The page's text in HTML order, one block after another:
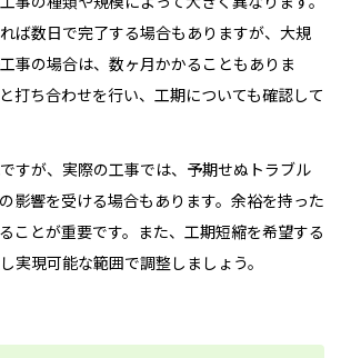
ば数日で完了する場合もありますが、大規
事の場合は、数ヶ月かかることもありま
打ち合わせを行い、工期についても確認して
すが、実際の工事では、予期せぬトラブル
影響を受ける場合もあります。余裕を持った
ことが重要です。また、工期短縮を希望する
実現可能な範囲で調整しましょう。